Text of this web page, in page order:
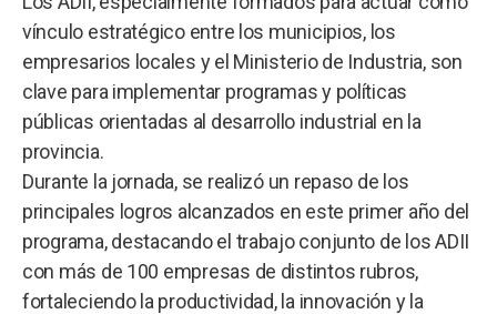
vínculo estratégico entre los municipios, los
empresarios locales y el Ministerio de Industria, son
clave para implementar programas y políticas
públicas orientadas al desarrollo industrial en la
provincia.
Durante la jornada, se realizó un repaso de los
principales logros alcanzados en este primer año del
programa, destacando el trabajo conjunto de los ADII
con más de 100 empresas de distintos rubros,
fortaleciendo la productividad, la innovación y la